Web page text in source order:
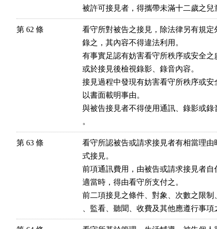
被許可接見者，得攜帶未滿十二歲之
第 62 條
看守所對被告之接見，除法律另有規
錄之，其內容不得違法利用。
有事實足認有妨害看守所秩序或安全
或於接見後檢視錄影、錄音內容。
接見過程中發現有妨害看守所秩序或
以書面載明事由。
與被告接見者不得使用通訊、錄影或
。
第 63 條
看守所認被告或請求接見者有相當理
式接見。
前項通訊費用，由被告或請求接見者
適當時，得由看守所支付之。
前二項接見之條件、對象、次數之限
、監看、聽聞、收費及其他應遵行事